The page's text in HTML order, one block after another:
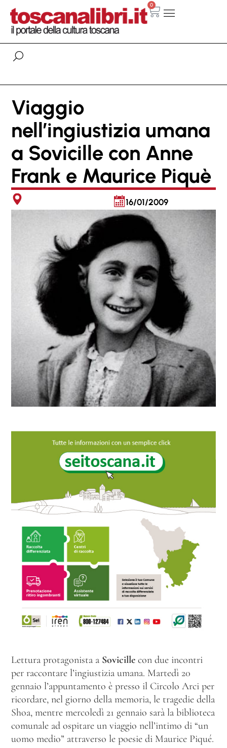
0
Viaggio
nell’ingiustizia umana
a Sovicille con Anne
Frank e Maurice Piquè
16/01/2009
Lettura protagonista a Sovicille con due incontri
per raccontare l’ingiustizia umana. Martedì 20
gennaio l’appuntamento è presso il Circolo Arci per
ricordare, nel giorno della memoria, le tragedie della
Shoa, mentre mercoledì 21 gennaio sarà la biblioteca
comunale ad ospitare un viaggio nell’intimo di “un
uomo medio” attraverso le poesie di Maurice Piqué.